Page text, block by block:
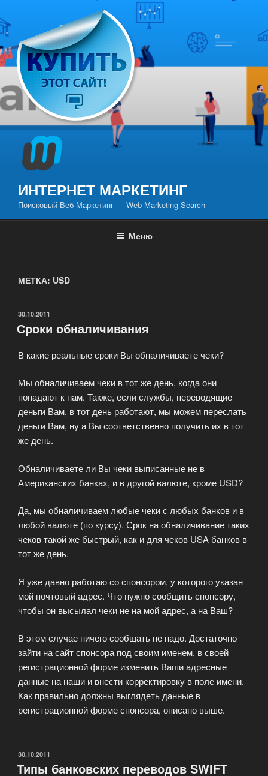
к
содержимому
ИНТЕРНЕТ МАРКЕТИНГ
Поисковый Веб-Маркетинг — Web-Marketing Search
Меню
МЕТКА: USD
ОПУБЛИКОВАНО
30.10.2011
Сроки обналичивания
В какие реальные сроки Вы обналичиваете чеки?
Мы обналичиваем чеки в тот же день, когда они
попадают к нам. Также, если службы, переводящие
деньги Вам, в тот день работают, мы можем переслать
деньги Вам, ну а Вы соответственно получить их в тот
же день.
Обналичиваете ли Вы чеки выписанные не в
Американских банках, и в другой валюте, кроме USD?
Да, мы обналичиваем любые чеки с любых банков и в
любой валюте (по курсу). Срок на обналичивание таких
чеков такой же быстрый, как и для чеков USA банков в
тот же день.
Я уже давно работаю со спонсором, у которого указан
мой почтовый адрес. Что нужно сообщить спонсору,
чтобы он высылал чеки не на мой адрес, а на Ваш?
В этом случае ничего сообщать не надо. Достаточно
зайти на сайт спонсора под своим именем, в своей
регистрационной форме изменить Ваши адресные
данные на наши и внести корректировку в поле имени.
Как правильно должны выглядеть данные в
регистрационной форме спонсора, описано выше.
ОПУБЛИКОВАНО
30.10.2011
Типы банковских переводов SWIFT